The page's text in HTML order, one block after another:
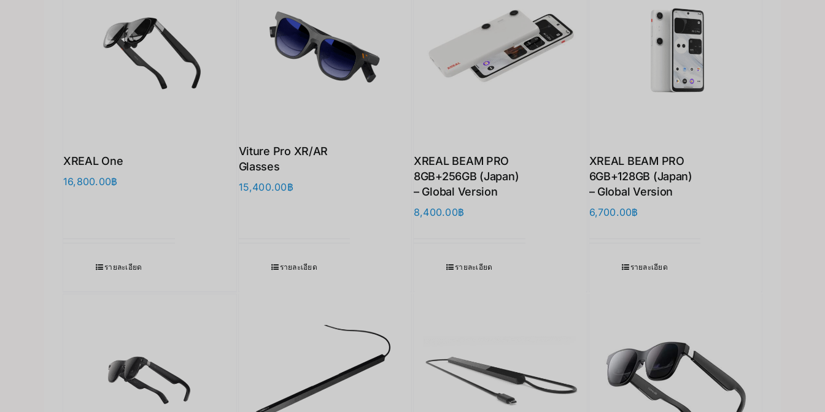
XREAL One
16,800.00฿
รายละเอียด
Viture Pro XR/AR
Glasses
15,400.00฿
รายละเอียด
XREAL BEAM PRO
8GB+256GB (Japan)
– Global Version
8,400.00฿
รายละเอียด
XREAL BEAM PRO
6GB+128GB (Japan)
– Global Version
6,700.00฿
รายละเอียด